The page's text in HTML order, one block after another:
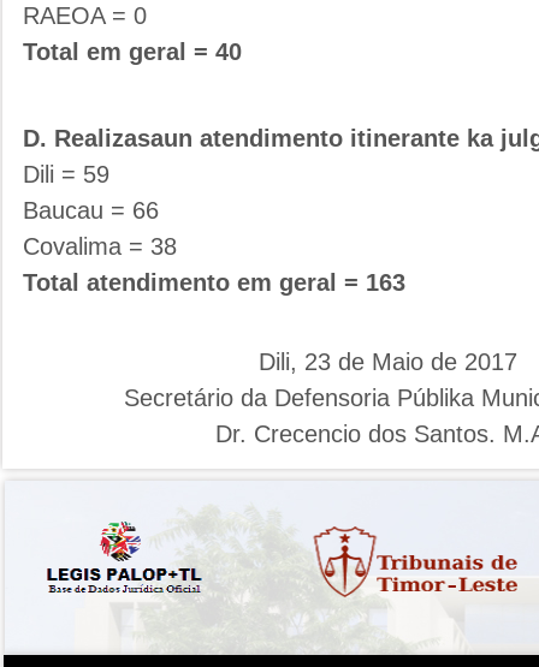
RAEOA = 0
Total em geral = 40
D. Realizasaun atendimento itinerante ka
Dili = 59
Baucau = 66
Covalima = 38
Total atendimento em geral = 163
Dili, 23 de Maio de 2017
Secretário da Defensoria Públika
Dr. Crecencio dos Santos.